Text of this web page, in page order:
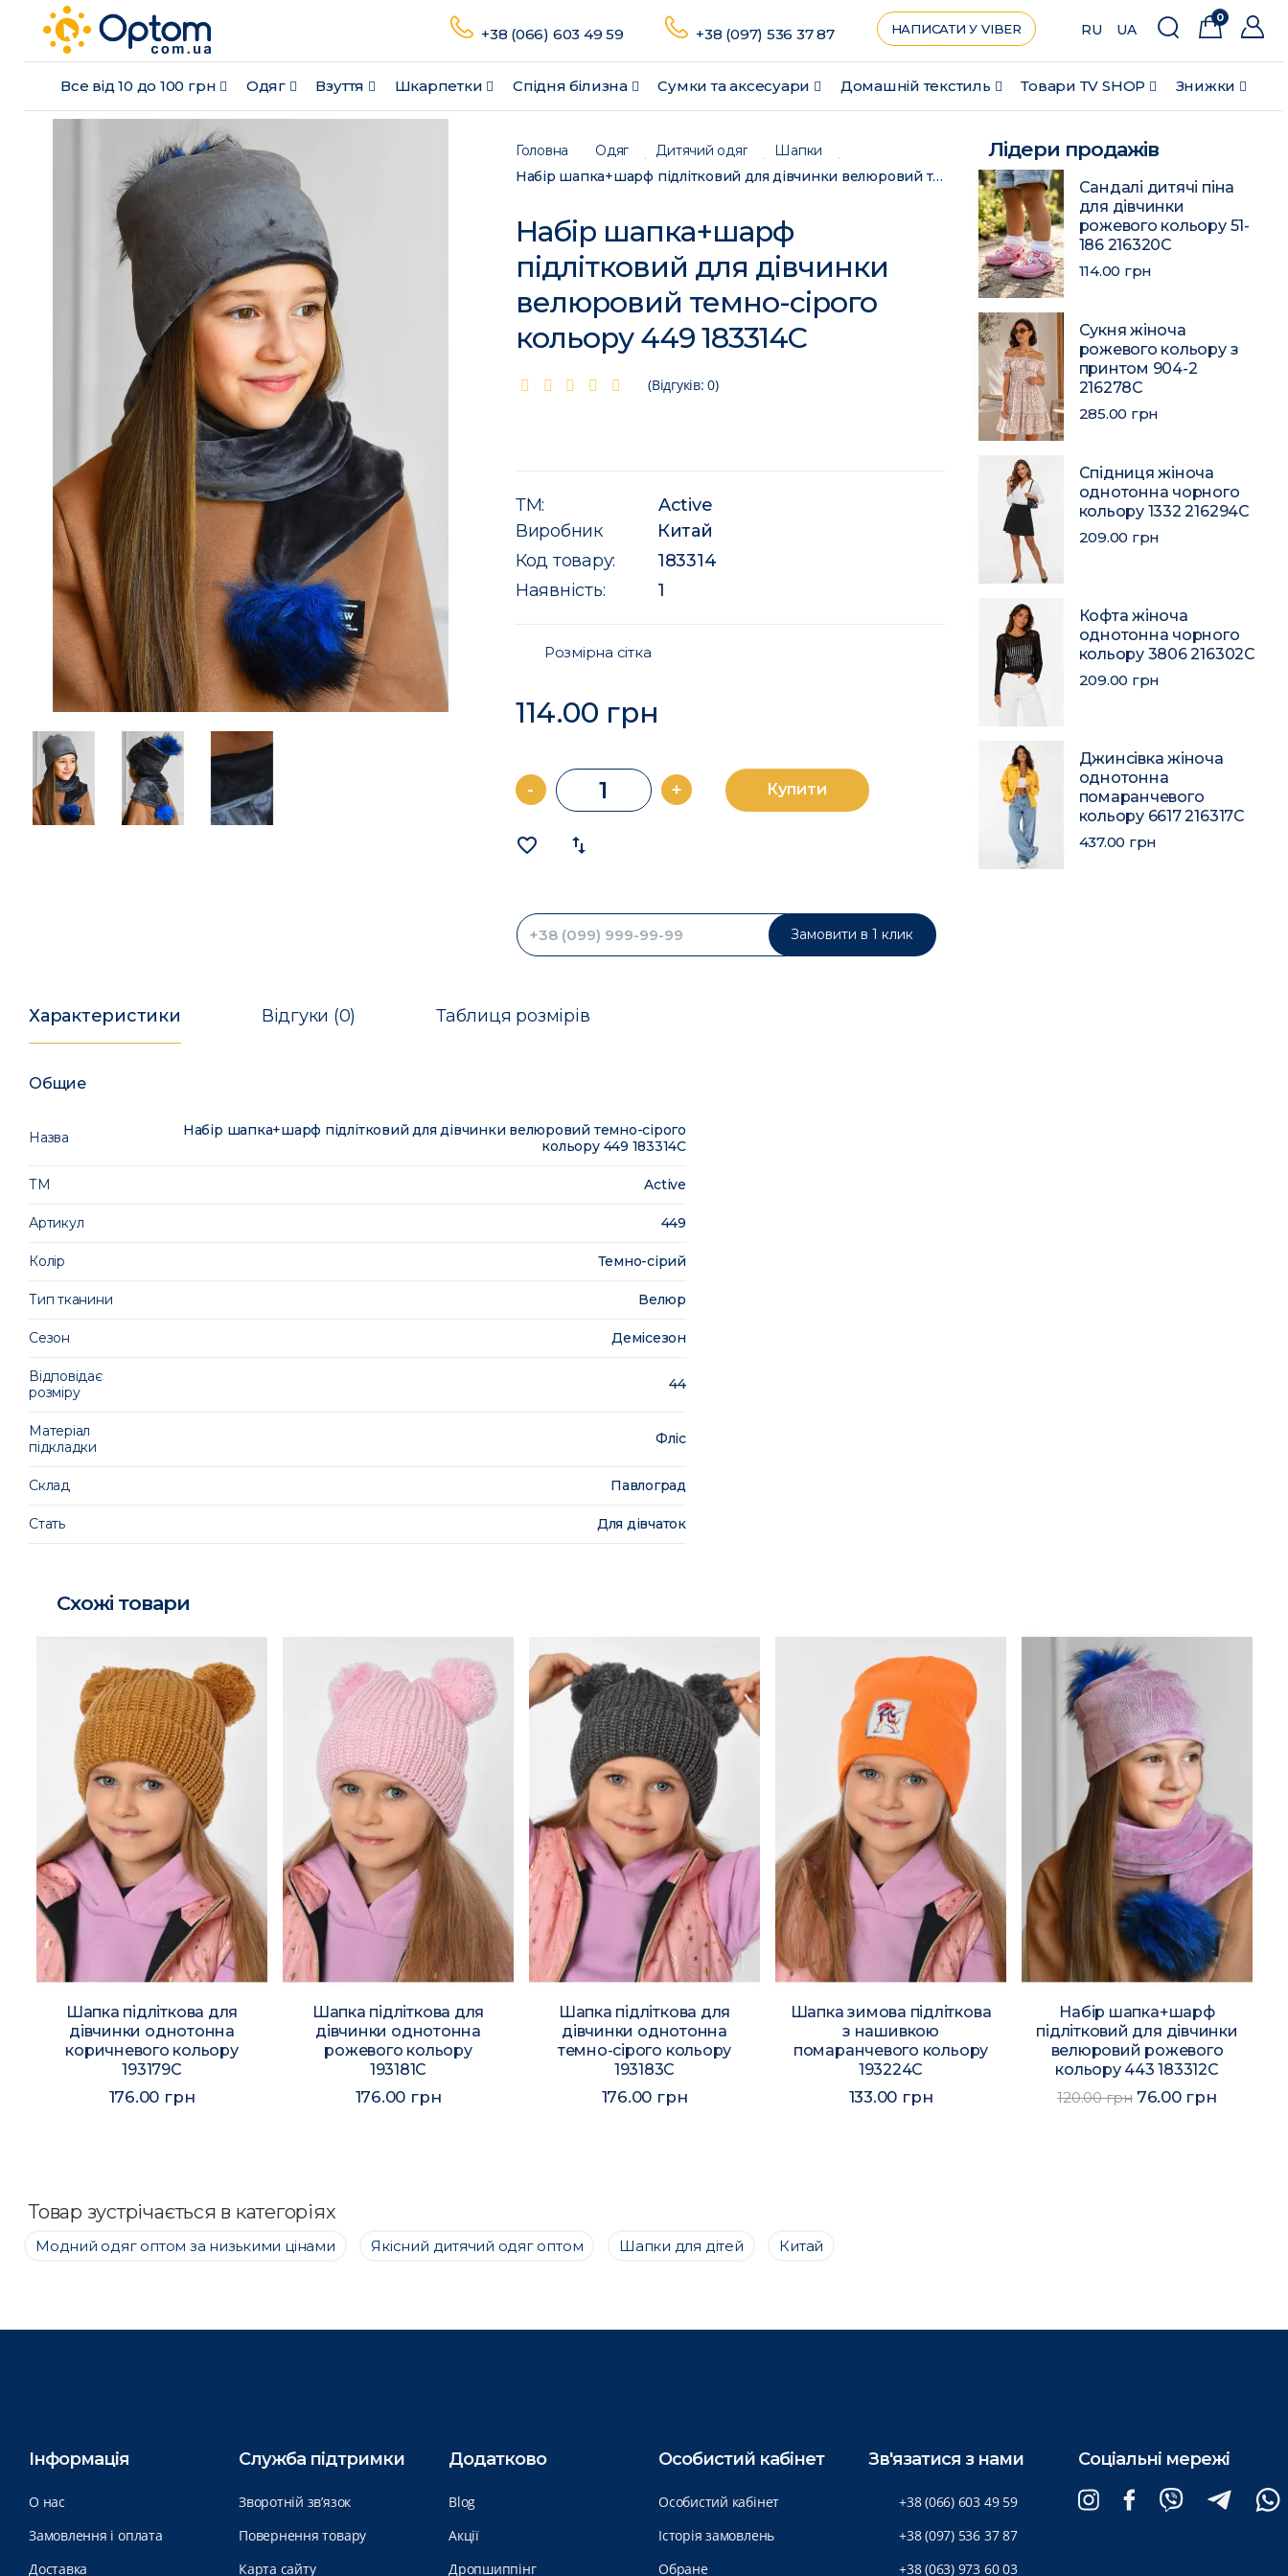
Все від 10 до 100 грн Одяг Взуття Шкарпетки Спідня білизна Сумки та аксесуари Домашній текстиль Товари ТV SHOP Знижки
+38 (066) 603 49 59 +38 (097) 536 37 87 НАПИСАТИ У VIBER RU UA
0
Головна Одяг Дитячий одяг
Шапки
Набір шапка+шарф підлітковий для дівчинки велюровий темно-сірого кольору 449 183314C
Набір шапка+шарф
підлітковий для дівчинки
велюровий темно-сірого
кольору 449 183314C
(Відгуків: 0)
ТМ:
Active
Виробник
Китай
Код товару:
183314
Наявність:
1
Розмірна сітка
114.00 грн
- + Купити
favorite_border import_export
Замовити в 1 клик
Характеристики Відгуки (0) Таблиця розмірів
Общие
Назва
Набір шапка+шарф підлітковий для дівчинки велюровий темно-сірого
кольору 449 183314C
ТМ Active
Артикул 449
Колір Темно-сірий
Тип тканини Велюр
Сезон Демісезон
Відповідає
розміру
44
Матеріал
підкладки
Фліс
Склад Павлоград
Стать Для дівчаток
Лідери продажів
Сандалі дитячі піна
для дівчинки
рожевого кольору 51-
186 216320C
114.00 грн
Сукня жіноча
рожевого кольору з
принтом 904-2
216278C
285.00 грн
Спідниця жіноча
однотонна чорного
кольору 1332 216294C
209.00 грн
Кофта жіноча
однотонна чорного
кольору 3806 216302C
209.00 грн
Джинсівка жіноча
однотонна
помаранчевого
кольору 6617 216317C
437.00 грн
Схожі товари
Шапка підліткова для
дівчинки однотонна
коричневого кольору
193179C
176.00 грн
Шапка підліткова для
дівчинки однотонна
рожевого кольору
193181C
176.00 грн
Шапка підліткова для
дівчинки однотонна
темно-сірого кольору
193183C
176.00 грн
Шапка зимова підліткова
з нашивкою
помаранчевого кольору
193224C
133.00 грн
Набір шапка+шарф
підлітковий для дівчинки
велюровий рожевого
кольору 443 183312C
120.00 грн 76.00 грн
Товар зустрічається в категоріях
Модний одяг оптом за низькими цінами Якісний дитячий одяг оптом Шапки для дітей Китай
Інформація
О нас
Замовлення і оплата
Доставка
Служба підтримки
Зворотній зв’язок
Повернення товару
Карта сайту
Додатково
Blog
Акції
Дропшиппінг
Особистий кабінет
Особистий кабінет
Історія замовлень
Обране
Зв'язатися з нами
+38 (066) 603 49 59
+38 (097) 536 37 87
+38 (063) 973 60 03
Соціальні мережі